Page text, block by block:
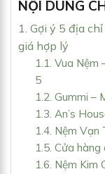
NỘI DUNG
1. Gợi ý 5 địa
giá hợp lý
1.1. Vua Nệm
5
1.2. Gummi –
1.3. An’s
1.4. Nệm Vạn
1.5. Cửa hàng
1.6. Nệm Kim